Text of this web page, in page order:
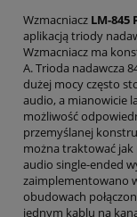
Wzmacniacz LM-845
aplikacją triody
Wzmacniacz ma
A. Trioda nadawcza
dużej mocy często
audio, a mianowicie
możliwość
przemyślanej
można traktować jak
audio single-ended
zaimplementowano
obudowach
jednym kablu na